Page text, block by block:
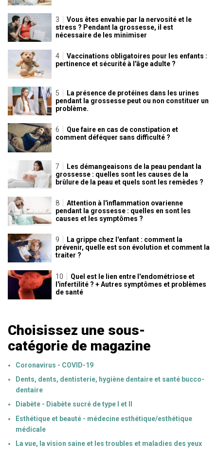
Vous êtes envahie par la nervosité et le
stress ? Pendant la grossesse, il est
nécessaire de les minimiser
Vaccinations obligatoires pour les enfants :
pertinence et sécurité à l'âge adulte ?
La présence de protéines dans les urines
pendant la grossesse peut ou non constituer un
problème.
Que faire en cas de constipation et
comment déféquer sans difficulté ?
Les démangeaisons de la peau pendant la
grossesse : quelles sont les causes de la
brûlure de la peau et quels sont les remèdes ?
Attention à l'inflammation ovarienne
pendant la grossesse : quelles en sont les
causes et les symptômes ?
La grippe chez l'enfant : comment la
prévenir, quelle est son évolution et comment la
traiter ?
Quel est le lien entre l'endométriose et
l'infertilité ? + Autres symptômes et problèmes
de santé
Choisissez une sous-
catégorie de magazine
Coronavirus - COVID-19
Dents, dents, dentisterie, hygiène dentaire et santé bucco-
dentaire
Diabète - Diabète sucré de type I et II
Esthétique et beauté - médecine esthétique/esthétique
médicale
La vue, la vision saine et les troubles et maladies des yeux